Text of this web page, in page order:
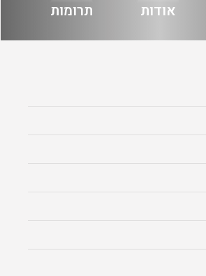
אודות תרומות